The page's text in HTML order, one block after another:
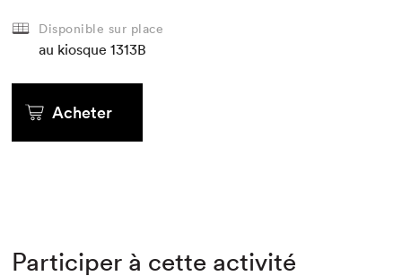
Disponible sur place
au kiosque 1313B
Acheter
Participer à cette activité